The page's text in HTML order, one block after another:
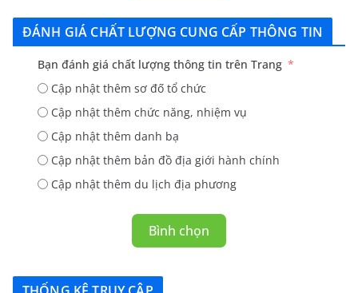
ĐÁNH GIÁ CHẤT LƯỢNG CUNG CẤP THÔNG TIN
Bạn đánh giá chất lượng thông tin trên Trang
Cập nhật thêm sơ đố tổ chức
Cập nhật thêm chức năng, nhiệm vụ
Cập nhật thêm danh bạ
Cập nhật thêm bản đồ địa giới hành chính
Cập nhật thêm du lịch địa phương
Bình chọn